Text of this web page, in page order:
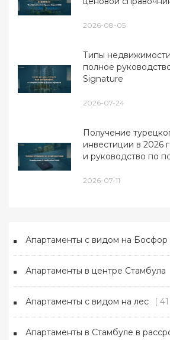
2026-08-05
Типы
полное
Signature
2026-07-24
Получение
инвестиции в 2026
и руководство по
2026-07-11
Апартаменты с видом на Босфор
Апартаменты в центре Стамбула
Апартаменты с видом на лес (
Апартаменты в Стамбуле в